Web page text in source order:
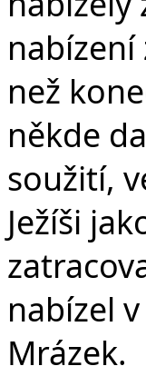
nabízení
než
někde
soužití,
Ježíši
nabízel
Mrázek.